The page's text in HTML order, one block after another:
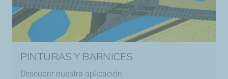
PINTURAS Y BARNICES
Descubrir nuestra aplicación